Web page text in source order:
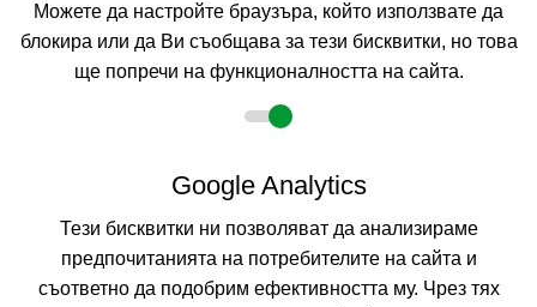
11.08.2026 5 нощувки
Настаняване
Описание
Можете да настройте браузъра, който използвате да
блокира или да Ви съобщава за тези бисквитки, но това
ще попречи на функционалността на сайта.
Google Analytics
Тези бисквитки ни позволяват да анализираме
предпочитанията на потребителите на сайта и
съответно да подобрим ефективността му. Чрез тях